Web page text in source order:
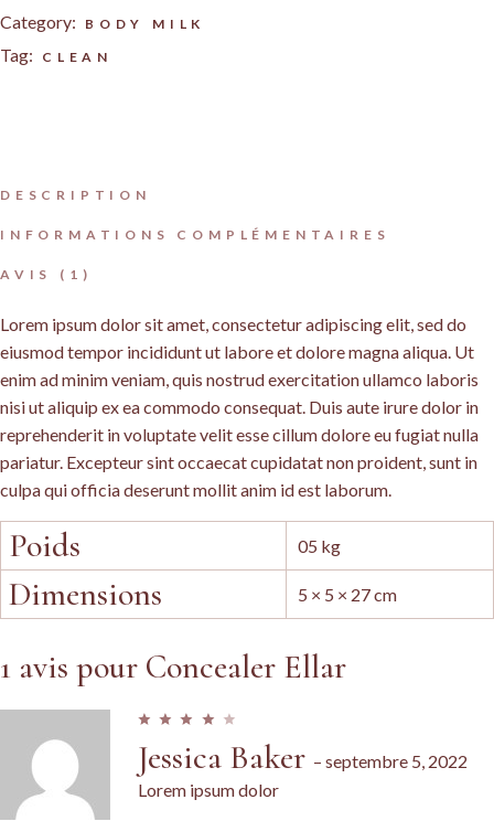
Category: BODY MILK
Tag: CLEAN
DESCRIPTION
INFORMATIONS COMPLÉMENTAIRES
AVIS (1)
Lorem ipsum dolor sit amet, consectetur adipiscing elit, sed do
eiusmod tempor incididunt ut labore et dolore magna aliqua. Ut
enim ad minim veniam, quis nostrud exercitation ullamco laboris
nisi ut aliquip ex ea commodo consequat. Duis aute irure dolor in
reprehenderit in voluptate velit esse cillum dolore eu fugiat nulla
pariatur. Excepteur sint occaecat cupidatat non proident, sunt in
culpa qui officia deserunt mollit anim id est laborum.
Poids 05 kg
Dimensions 5 × 5 × 27 cm
1 avis pour Concealer Ellar
Jessica Baker – septembre 5, 2022
Lorem ipsum dolor